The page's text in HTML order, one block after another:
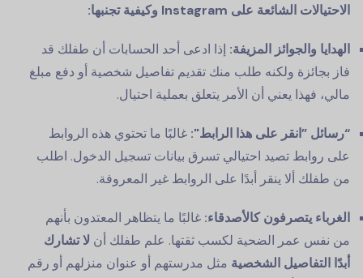
الاحتيالات الشائعة على Instagram وكيفية تجنبها:
الهدايا والجوائز المزيفة: إذا ادعى أحد الحسابات أن طفلك قد
فاز بجائزة ولكنه طلب منك تقديم تفاصيل شخصية أو دفع مبلغ
مالي، فهذا يعني أن الأمر يتعلق بعملية احتيال.
“رسائل ”انقر على هذا الرابط": غالبًا ما تحتوي هذه الروابط
على روابط تصيد احتيالي تسرق بيانات تسجيل الدخول. اطلب
من طفلك ألا ينقر أبدًا على الروابط غير المعروفة.
الغرباء يتصرفون كالأصدقاء: غالبًا ما يتظاهر المعتدون بأنهم
من نفس عمر الضحية لكسب ثقتها. علم طفلك أن لا تشارك
أبدًا التفاصيل الشخصية مثل مدرستهم أو عنوان منزلهم أو رقم